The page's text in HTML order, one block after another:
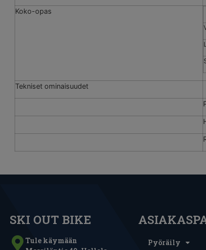
Koko-opas
Tekniset ominaisuudet
SKI OUT BIKE
Tule käymään
Pyöräily